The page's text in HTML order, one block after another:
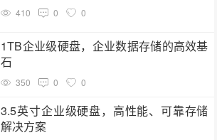
410 0 0
1TB企业级硬盘，企业数据存储的高效基
石
350 0 0
3.5英寸企业级硬盘，高性能、可靠存储
解决方案